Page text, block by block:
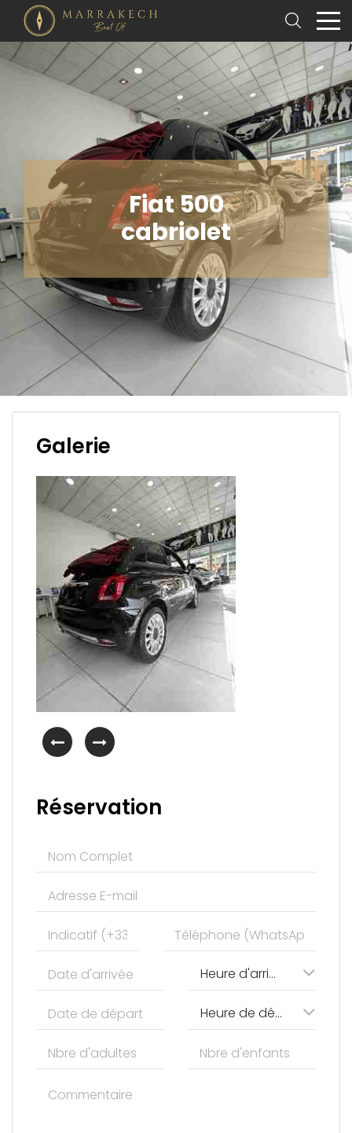
Fiat 500
cabriolet
Galerie
Réservation
Heure d'arrivée
Heure de départ